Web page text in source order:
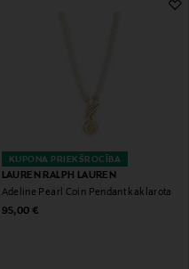
KUPONA PRIEKŠROCĪBA
LAUREN RALPH LAUREN
Adeline Pearl Coin Pendant kaklarota
Original Price
95,00 €